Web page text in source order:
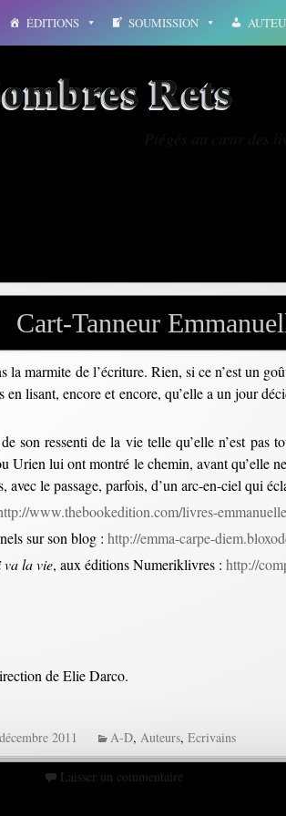
ÉDITIONS SOUMISSION
Rets
Cart-Tanneur
marmite de l’écriture. Rien, si ce n’est un
lisant, encore et encore, qu’elle a un jour
son ressenti de la vie telle qu’elle n’est pas
Urien lui ont montré le chemin, avant qu’elle
le passage, parfois, d’un arc-en-ciel qui
www.thebookedition.com/livres-
sur son blog : http://emma-carpe-
va la vie, aux éditions Numeriklivres : http://
de Elie Darco.
2011 A-D, Auteurs, Ecrivains
Laisser un commentaire